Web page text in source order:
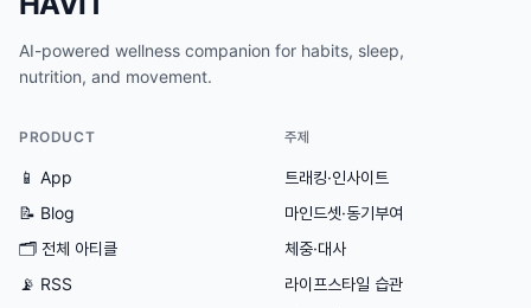
AI-powered wellness companion for habits, sleep,
nutrition, and movement.
PRODUCT
📱 App
📝 Blog
🗂 전체 아티클
📡 RSS
주제
트래킹·인사이트
마인드셋·동기부여
체중·대사
라이프스타일 습관